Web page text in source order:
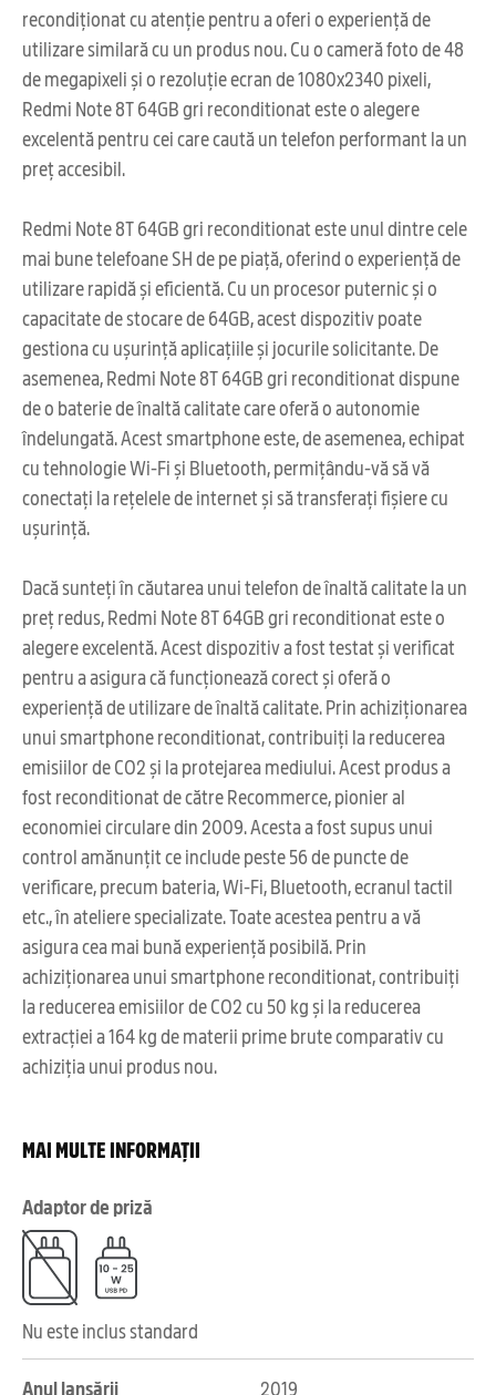
recondiționat cu atenție pentru a oferi o experiență de
utilizare similară cu un produs nou. Cu o cameră foto de 48
de megapixeli și o rezoluție ecran de 1080x2340 pixeli,
Redmi Note 8T 64GB gri reconditionat este o alegere
excelentă pentru cei care caută un telefon performant la un
preț accesibil.
Redmi Note 8T 64GB gri reconditionat este unul dintre cele
mai bune telefoane SH de pe piață, oferind o experiență de
utilizare rapidă și eficientă. Cu un procesor puternic și o
capacitate de stocare de 64GB, acest dispozitiv poate
gestiona cu ușurință aplicațiile și jocurile solicitante. De
asemenea, Redmi Note 8T 64GB gri reconditionat dispune
de o baterie de înaltă calitate care oferă o autonomie
îndelungată. Acest smartphone este, de asemenea, echipat
cu tehnologie Wi-Fi și Bluetooth, permițându-vă să vă
conectați la rețelele de internet și să transferați fișiere cu
ușurință.
Dacă sunteți în căutarea unui telefon de înaltă calitate la un
preț redus, Redmi Note 8T 64GB gri reconditionat este o
alegere excelentă. Acest dispozitiv a fost testat și verificat
pentru a asigura că funcționează corect și oferă o
experiență de utilizare de înaltă calitate. Prin achiziționarea
unui smartphone reconditionat, contribuiți la reducerea
emisiilor de CO2 și la protejarea mediului. Acest produs a
fost reconditionat de către Recommerce, pionier al
economiei circulare din 2009. Acesta a fost supus unui
control amănunțit ce include peste 56 de puncte de
verificare, precum bateria, Wi-Fi, Bluetooth, ecranul tactil
etc., în ateliere specializate. Toate acestea pentru a vă
asigura cea mai bună experiență posibilă. Prin
achiziționarea unui smartphone reconditionat, contribuiți
la reducerea emisiilor de CO2 cu 50 kg și la reducerea
extracției a 164 kg de materii prime brute comparativ cu
achiziția unui produs nou.
MAI MULTE INFORMAȚII
Adaptor de priză
Nu este inclus standard
Anul lansării 2019